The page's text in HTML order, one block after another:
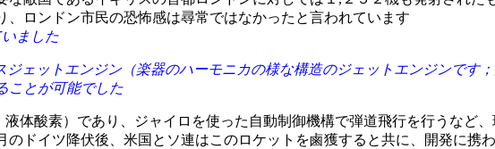
ロンドン市民の恐怖感は尋常ではなかったと言われています
ました
ェットエンジン（楽器のハーモニカの様な構造のジェットエンジンです
ことが可能でした
体酸素）であり、ジャイロを使った自動制御機構で弾道飛行を行うなど
ドイツ降伏後、米国とソ連はこのロケットを鹵獲すると共に、開発に携